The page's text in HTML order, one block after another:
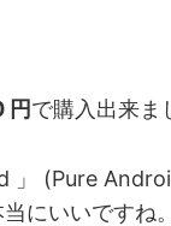
円で購入出来ま
」 (Pure
にいいですね。